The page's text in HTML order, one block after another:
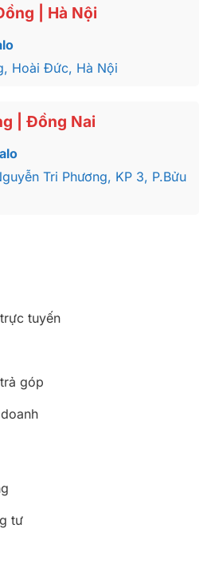
| Hà Nội
Hoài Đức, Hà Nội
| Đồng Nai
Tri Phương, KP 3, P.Bửu
tuyến
góp
tư